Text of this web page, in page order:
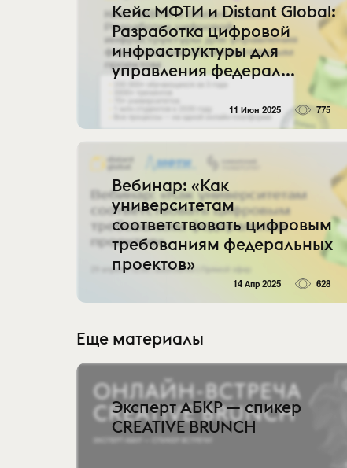
Кейс МФТИ и Distant Global:
Разработка цифровой
инфраструктуры для
управления федерал...
11 Июн 2025 775
Вебинар: «Как
университетам
соответствовать цифровым
требованиям федеральных
проектов»
14 Апр 2025 628
Еще материалы
Эксперт АБКР — спикер
CREATIVE BRUNCH